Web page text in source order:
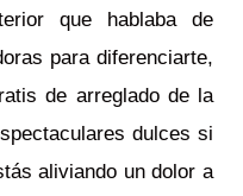
que hablaba de
para diferenciarte,
de arreglado de la
dulces si
aliviando un dolor a